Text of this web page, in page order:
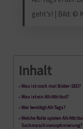
geht’s! | Bild: ©
Inhalt
Was ist noch mal Bilder-SEO?
Was ist ein Alt-Attribut?
Wer benötigt Alt-Tags?
Welche Rolle spielen Alt-
Suchmaschinenoptimierung?